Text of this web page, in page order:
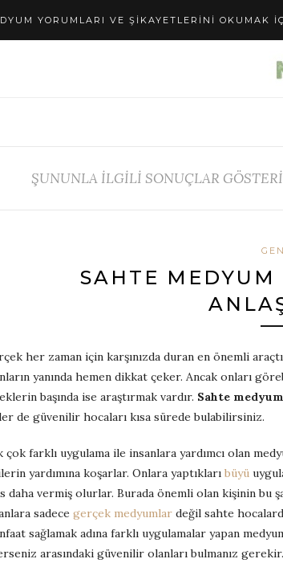
YORUMLARI VE ŞIKAYETLERINI OKUMAK
ŞUNUNLA İLGİLİ SONUÇLAR
SAHTE
her zaman için karşınızda duran en önemli
yanında hemen dikkat çeker. Ancak onları
başında ise araştırmak vardır. Sahte
de güvenilir hocaları kısa sürede bulabilirsiniz.
çok farklı uygulama ile insanlara yardımcı olan
yardımına koşarlar. Onlara yaptıkları büyü
daha vermiş olurlar. Burada önemli olan kişinin bu
sadece gerçek medyumlar değil sahte
sağlamak adına farklı uygulamalar yapan
arasındaki güvenilir olanları bulmanız gerekir.